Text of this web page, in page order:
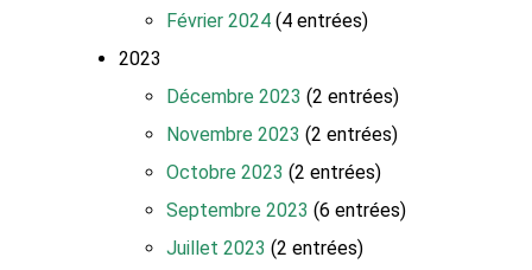
Février 2024 (4 entrées)
2023
Décembre 2023 (2 entrées)
Novembre 2023 (2 entrées)
Octobre 2023 (2 entrées)
Septembre 2023 (6 entrées)
Juillet 2023 (2 entrées)